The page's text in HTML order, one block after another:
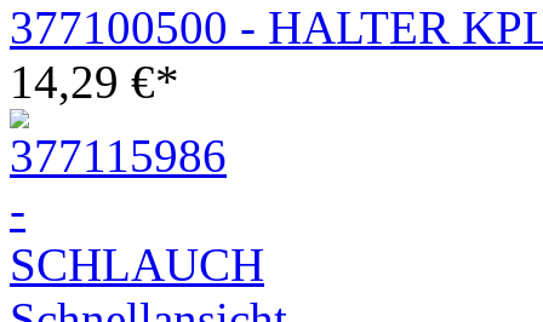
377100500 - HALTER
14,29 €*